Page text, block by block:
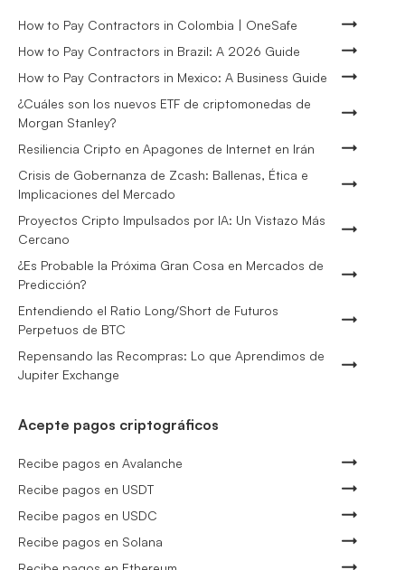
How to Pay Contractors in Colombia | OneSafe
How to Pay Contractors in Brazil: A 2026 Guide
How to Pay Contractors in Mexico: A Business Guide
¿Cuáles son los nuevos ETF de criptomonedas de
Morgan Stanley?
Resiliencia Cripto en Apagones de Internet en Irán
Crisis de Gobernanza de Zcash: Ballenas, Ética e
Implicaciones del Mercado
Proyectos Cripto Impulsados por IA: Un Vistazo Más
Cercano
¿Es Probable la Próxima Gran Cosa en Mercados de
Predicción?
Entendiendo el Ratio Long/Short de Futuros
Perpetuos de BTC
Repensando las Recompras: Lo que Aprendimos de
Jupiter Exchange
Acepte pagos criptográficos
Recibe pagos en Avalanche
Recibe pagos en USDT
Recibe pagos en USDC
Recibe pagos en Solana